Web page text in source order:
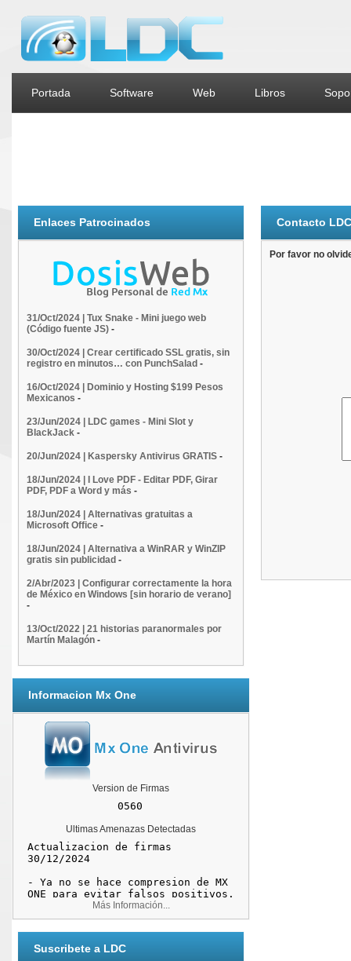
Portada Software Web Libros
Enlaces Patrocinados
31/Oct/2024 | Tux Snake - Mini juego web
(Código fuente JS) -
30/Oct/2024 | Crear certificado SSL gratis, sin
registro en minutos… con PunchSalad -
16/Oct/2024 | Dominio y Hosting $199 Pesos
Mexicanos -
23/Jun/2024 | LDC games - Mini Slot y
BlackJack -
20/Jun/2024 | Kaspersky Antivirus GRATIS -
18/Jun/2024 | I Love PDF - Editar PDF, Girar
PDF, PDF a Word y más -
18/Jun/2024 | Alternativas gratuitas a
Microsoft Office -
18/Jun/2024 | Alternativa a WinRAR y WinZIP
gratis sin publicidad -
2/Abr/2023 | Configurar correctamente la hora
de México en Windows [sin horario de verano]
-
13/Oct/2022 | 21 historias paranormales por
Martín Malagón -
Informacion Mx One
Version de Firmas
Ultimas Amenazas Detectadas
Más Información...
Suscribete a LDC
Contacto LDC
Por favor no